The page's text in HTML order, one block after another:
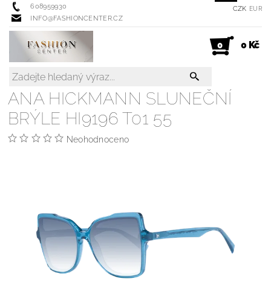
608959930
INFO@FASHIONCENTER.CZ
CZK EUR
0 0 Kč
ANA HICKMANN SLUNEČNÍ
BRÝLE HI9196 T01 55
Neohodnoceno